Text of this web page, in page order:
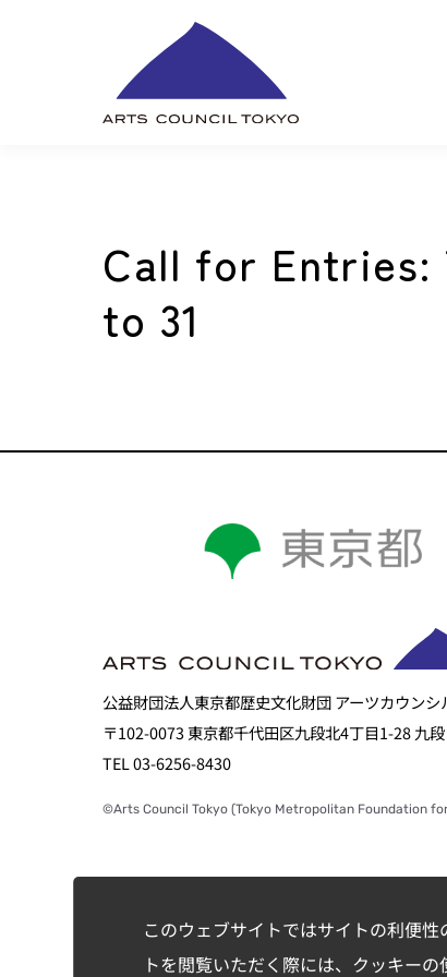
このウェブサイトではサイトの利便
トを閲覧いただく際には、クッキーの
Call for Entries:
to 31
公益財団法人東京都歴史文化財団 アーツカウンシ
〒102-0073 東京都千代田区九段北4丁目1-28 九
TEL 03-6256-8430
©Arts Council Tokyo (Tokyo Metropolitan Foundation